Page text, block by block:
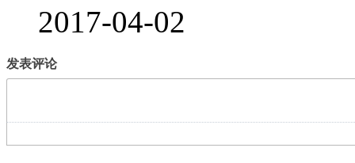
2017-04-02
发表评论